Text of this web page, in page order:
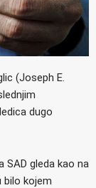
(Joseph E.
dugo
SAD gleda kao na
bilo kojem